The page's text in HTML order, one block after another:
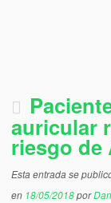
auricular
riesgo de
Esta entrada se
en 18/05/2018por